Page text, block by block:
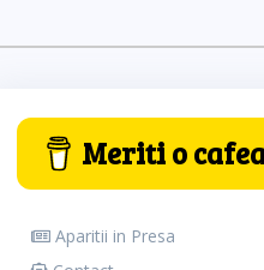
Meriti o
Aparitii in Presa